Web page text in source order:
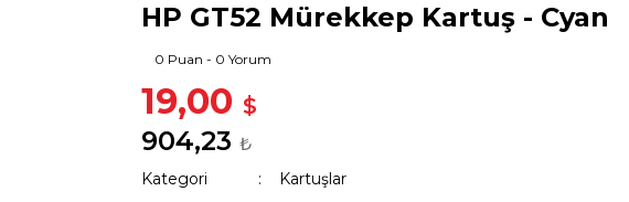
HP GT52 Mürekkep Kartuş - Cyan
0 Puan - 0 Yorum
19,00 $
904,23 ₺
Kategori
Kartuşlar